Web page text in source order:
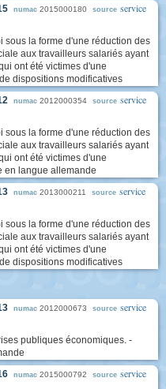
numac 2015000180 source service
sous la forme d'une réduction des
aux travailleurs salariés ayant
ont été victimes d'une
dispositions modificatives
numac 2012000354 source service
sous la forme d'une réduction des
aux travailleurs salariés ayant
ont été victimes d'une
en langue allemande
numac 2013000211 source service
sous la forme d'une réduction des
aux travailleurs salariés ayant
ont été victimes d'une
dispositions modificatives
numac 2012000673 source service
publiques économiques. -
numac 2015000792 source service